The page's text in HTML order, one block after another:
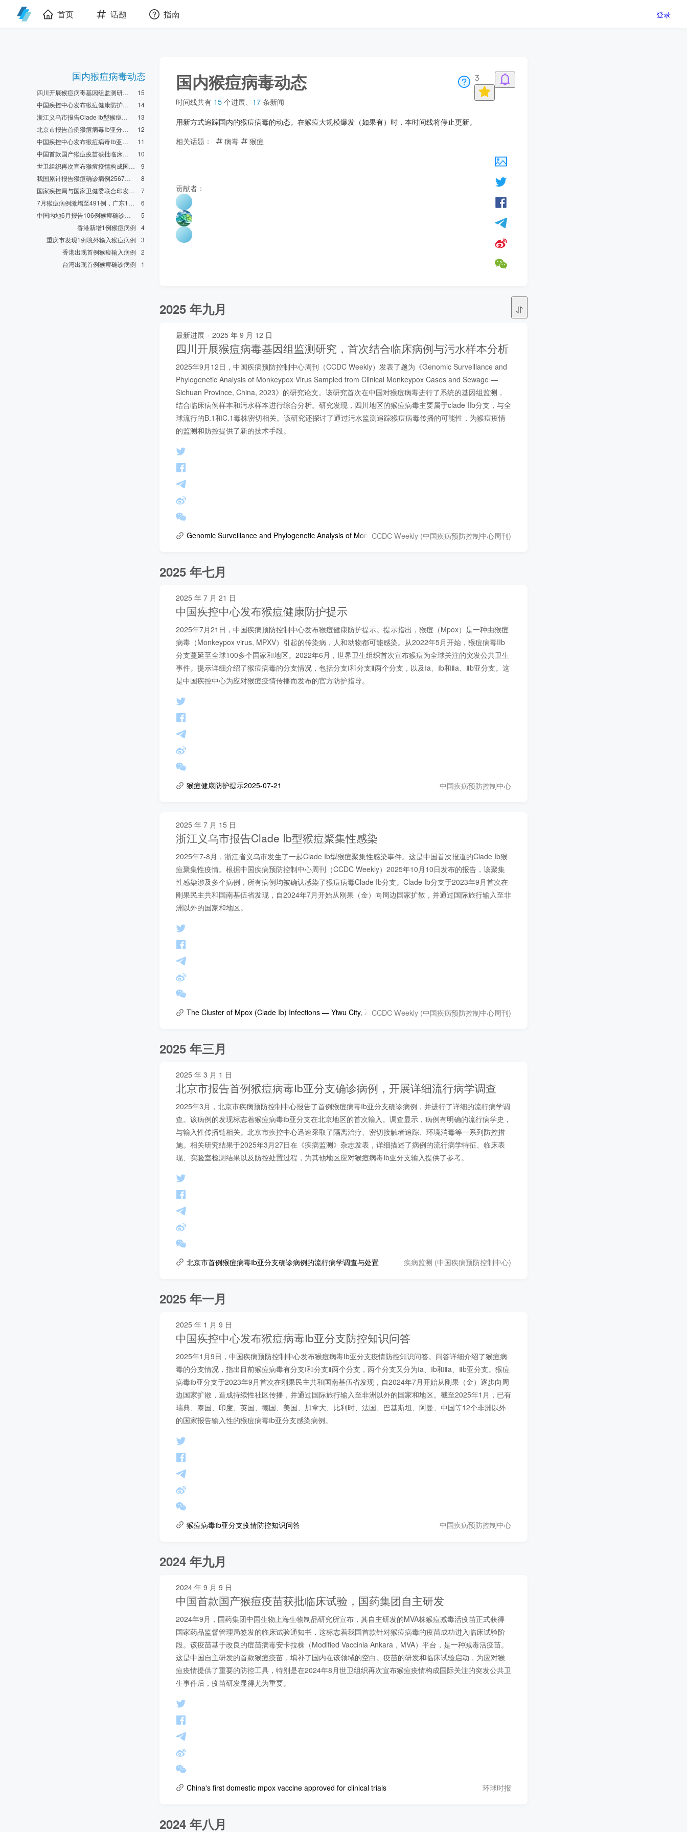
首页 话题 指南 登录
国内猴痘病毒动态
四川开展猴痘病毒基因组监测研究，首次结合临床病例与污水样本分析
15
中国疾控中心发布猴痘健康防护提示
14
浙江义乌市报告Clade Ib型猴痘聚集性感染
13
北京市报告首例猴痘病毒Ⅰb亚分支确诊病例，开展详细流行病学调查
12
中国疾控中心发布猴痘病毒Ⅰb亚分支防控知识问答
11
中国首款国产猴痘疫苗获批临床试验，国药集团自主研发
10
世卫组织再次宣布猴痘疫情构成国际关注的突发公共卫生事件（PHEIC）
9
我国累计报告猴痘确诊病例2567例，主要流行Clade IIb分支
8
国家疾控局与国家卫健委联合印发《猴痘防控方案》
7
7月猴痘病例激增至491例，广东115例深圳69例
6
中国内地6月报告106例猴痘确诊病例，呈现社区传播态势
5
香港新增1例猴痘病例
4
重庆市发现1例境外输入猴痘病例
3
香港出现首例猴痘输入病例
2
台湾出现首例猴痘确诊病例
1
3
国内猴痘病毒动态
时间线共有 15个进展 17条新闻
用新方式追踪国内的猴痘病毒的动态。在猴痘大规模爆发（如果有）时，本时间线将停止更新。
相关话题：
病毒 猴痘
贡献者：
2025 年九月
最新进展 · 2025 年 9 月 12 日
四川开展猴痘病毒基因组监测研究，首次结合临床病例与污水样本分析
2025年9月12日，中国疾病预防控制中心周刊（CCDC Weekly）发表了题为《Genomic Surveillance and
Phylogenetic Analysis of Monkeypox Virus Sampled from Clinical Monkeypox Cases and Sewage —
Sichuan Province, China, 2023》的研究论文。该研究首次在中国对猴痘病毒进行了系统的基因组监测，
结合临床病例样本和污水样本进行综合分析。研究发现，四川地区的猴痘病毒主要属于clade IIb分支，与全
球流行的B.1和C.1毒株密切相关。该研究还探讨了通过污水监测追踪猴痘病毒传播的可能性，为猴痘疫情
的监测和防控提供了新的技术手段。
Genomic Surveillance and Phylogenetic Analysis of Monkeypox Virus Sampled from Clinical Monkeypox Cases and Sewage — Sichuan Province, China,
CCDC Weekly (中国疾病预防控制中心周刊)
2025 年七月
2025 年 7 月 21 日
中国疾控中心发布猴痘健康防护提示
2025年7月21日，中国疾病预防控制中心发布猴痘健康防护提示。提示指出，猴痘（Mpox）是一种由猴痘
病毒（Monkeypox virus, MPXV）引起的传染病，人和动物都可能感染。从2022年5月开始，猴痘病毒IIb
分支蔓延至全球100多个国家和地区。2022年6月，世界卫生组织首次宣布猴痘为全球关注的突发公共卫生
事件。提示详细介绍了猴痘病毒的分支情况，包括分支Ⅰ和分支Ⅱ两个分支，以及Ⅰa、Ⅰb和Ⅱa、Ⅱb亚分支。这
是中国疾控中心为应对猴痘疫情传播而发布的官方防护指导。
猴痘健康防护提示2025-07-21 中国疾病预防控制中心
2025 年 7 月 15 日
浙江义乌市报告Clade Ib型猴痘聚集性感染
2025年7-8月，浙江省义乌市发生了一起Clade Ib型猴痘聚集性感染事件。这是中国首次报道的Clade Ib猴
痘聚集性疫情。根据中国疾病预防控制中心周刊（CCDC Weekly）2025年10月10日发布的报告，该聚集
性感染涉及多个病例，所有病例均被确认感染了猴痘病毒Clade Ib分支。Clade Ib分支于2023年9月首次在
刚果民主共和国南基伍省发现，自2024年7月开始从刚果（金）向周边国家扩散，并通过国际旅行输入至非
洲以外的国家和地区。
The Cluster of Mpox (Clade Ib) Infections — Yiwu City, Zhejiang Province, China, July–August 2025
CCDC Weekly (中国疾病预防控制中心周刊)
2025 年三月
2025 年 3 月 1 日
北京市报告首例猴痘病毒Ⅰb亚分支确诊病例，开展详细流行病学调查
2025年3月，北京市疾病预防控制中心报告了首例猴痘病毒Ⅰb亚分支确诊病例，并进行了详细的流行病学调
查。该病例的发现标志着猴痘病毒Ⅰb亚分支在北京地区的首次输入。调查显示，病例有明确的流行病学史，
与输入性传播链相关。北京市疾控中心迅速采取了隔离治疗、密切接触者追踪、环境消毒等一系列防控措
施。相关研究结果于2025年3月27日在《疾病监测》杂志发表，详细描述了病例的流行病学特征、临床表
现、实验室检测结果以及防控处置过程，为其他地区应对猴痘病毒Ⅰb亚分支输入提供了参考。
北京市首例猴痘病毒Ⅰb亚分支确诊病例的流行病学调查与处置 疾病监测 (中国疾病预防控制中心)
2025 年一月
2025 年 1 月 9 日
中国疾控中心发布猴痘病毒Ⅰb亚分支防控知识问答
2025年1月9日，中国疾病预防控制中心发布猴痘病毒Ⅰb亚分支疫情防控知识问答。问答详细介绍了猴痘病
毒的分支情况，指出目前猴痘病毒有分支Ⅰ和分支Ⅱ两个分支，两个分支又分为Ⅰa、Ⅰb和Ⅱa、Ⅱb亚分支。猴痘
病毒Ⅰb亚分支于2023年9月首次在刚果民主共和国南基伍省发现，自2024年7月开始从刚果（金）逐步向周
边国家扩散，造成持续性社区传播，并通过国际旅行输入至非洲以外的国家和地区。截至2025年1月，已有
瑞典、泰国、印度、英国、德国、美国、加拿大、比利时、法国、巴基斯坦、阿曼、中国等12个非洲以外
的国家报告输入性的猴痘病毒Ⅰb亚分支感染病例。
猴痘病毒Ⅰb亚分支疫情防控知识问答 中国疾病预防控制中心
2024 年九月
2024 年 9 月 9 日
中国首款国产猴痘疫苗获批临床试验，国药集团自主研发
2024年9月，国药集团中国生物上海生物制品研究所宣布，其自主研发的MVA株猴痘减毒活疫苗正式获得
国家药品监督管理局签发的临床试验通知书，这标志着我国首款针对猴痘病毒的疫苗成功进入临床试验阶
段。该疫苗基于改良的痘苗病毒安卡拉株（Modified Vaccinia Ankara，MVA）平台，是一种减毒活疫苗。
这是中国自主研发的首款猴痘疫苗，填补了国内在该领域的空白。疫苗的研发和临床试验启动，为应对猴
痘疫情提供了重要的防控工具，特别是在2024年8月世卫组织再次宣布猴痘疫情构成国际关注的突发公共卫
生事件后，疫苗研发显得尤为重要。
China's first domestic mpox vaccine approved for clinical trials 环球时报
2024 年八月